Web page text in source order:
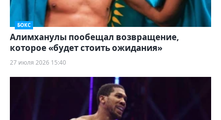
БОКС
Алимханулы пообещал возвращение,
которое «будет стоить ожидания»
27 июля 2026 15:40